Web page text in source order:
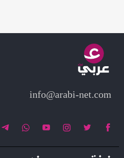
info@arabi-net.com